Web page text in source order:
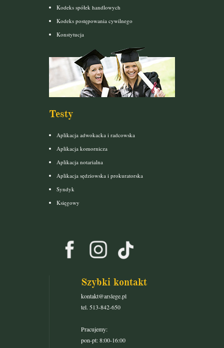
Kodeks spółek handlowych
Kodeks postępowania cywilnego
Konstytucja
Testy
Aplikacja adwokacka i radcowska
Aplikacja komornicza
Aplikacja notarialna
Aplikacja sędziowska i prokuratorska
Syndyk
Księgowy
Szybki kontakt
kontakt@arslege.pl
tel. 513-842-650
Pracujemy:
pon-pt: 8:00-16:00